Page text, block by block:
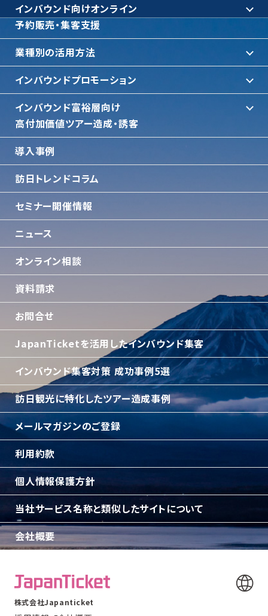
インバウンド向けオンライン
予約販売・集客支援
業種別の活用方法
インバウンドプロモーション
インバウンド富裕層向け
⾼付加価値ツアー造成・誘客
導入事例
訪日トレンドコラム
セミナー開催情報
ニュース
オンライン相談
資料請求
お問合せ
JapanTicketを活用したインバウンド集客
インバウンド集客対策 成功事例5選
訪日観光に特化したツアー造成事例
メールマガジンのご登録
利用約款
個人情報保護方針
当社サービス名称と類似したサイトについて
会社概要
株式会社Japanticket